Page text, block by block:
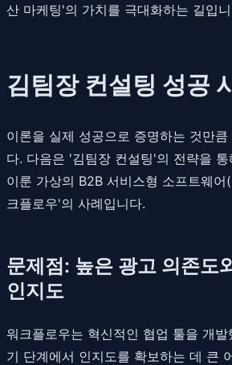
산 마케팅'의 가치를 극대화하는 길입
김팀장 컨설팅 성공
이론을 실제 성공으로 증명하는 것만
다. 다음은 '김팀장 컨설팅'의 전략을
이룬 가상의 B2B 서비스형 소프트웨어
크플로우'의 사례입니다.
문제점: 높은 광고 의존도
인지도
워크플로우는 혁신적인 협업 툴을 개
기 단계에서 인지도를 확보하는 데 큰